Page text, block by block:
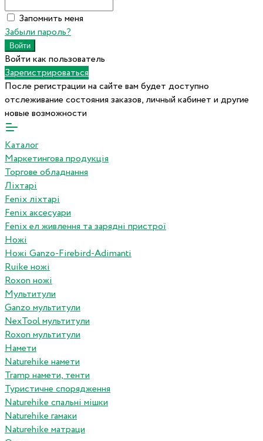
Запомнить меня
Забыли пароль?
Войти как пользователь
Зарегистрироваться
После регистрации на сайте вам будет доступно
отслеживание состояния заказов, личный кабинет и другие
новые возможности
Каталог
Маркетингова продукція
Торгове обладнання
Ліхтарі
Fenix ліхтарі
Fenix аксесуари
Fenix ел живлення та зарядні пристрої
Ножі
Ножі Ganzo-Firebird-Adimanti
Ruike ножі
Roxon ножi
Мультитули
Ganzo мультитули
NexTool мультитули
Roxon мультитули
Намети
Naturehike намети
Tramp намети, тенти
Туристичне спорядження
Naturehike спальні мішки
Naturehike гамаки
Naturehike матраци